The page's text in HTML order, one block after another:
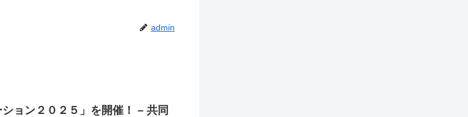
admin
ョン２０２５」を開催！ – 共同